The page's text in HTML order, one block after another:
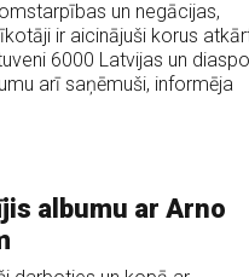
un negācijas,
ir aicinājuši korus
6000 Latvijas un
arī saņēmuši, informēja
albumu ar Arno